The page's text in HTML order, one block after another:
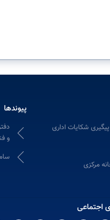
مرکزی
پیوندها
و
اجتماعی